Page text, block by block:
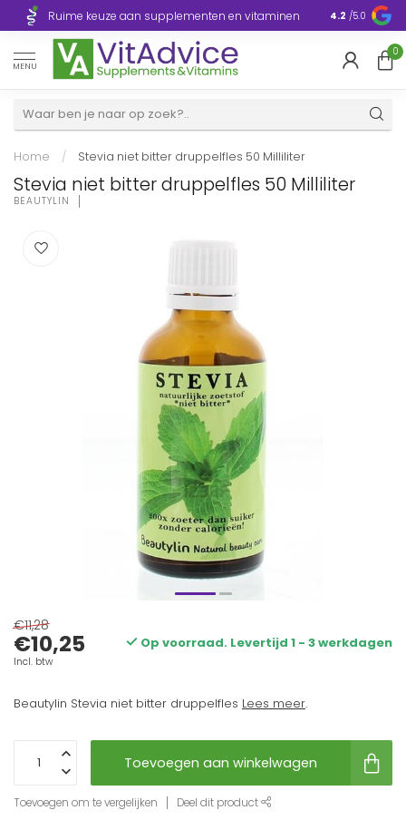
Ruime keuze aan supplementen en vitaminen Europa
4.2 /5.0
MENU
0
Home / Stevia niet bitter druppelfles 50 Milliliter
Stevia niet bitter druppelfles 50 Milliliter
BEAUTYLIN
€11,28
€10,25
Incl. btw
Op voorraad. Levertijd 1 - 3 werkdagen
Beautylin Stevia niet bitter druppelfles Lees meer.
Toevoegen aan winkelwagen
Toevoegen om te vergelijken Deel dit product